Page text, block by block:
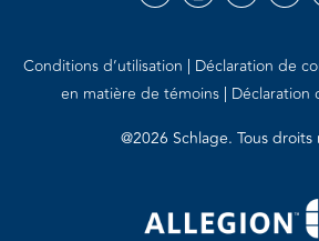
Conditions d’utilisation Déclaration de
en matière de témoins Déclaration
@2026 Schlage. Tous droits